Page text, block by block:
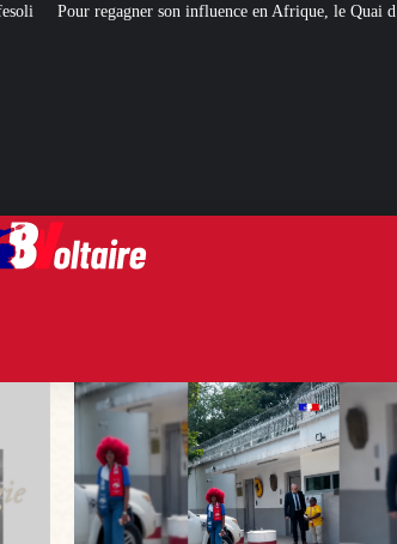
en Afrique, le Quai d’Orsay a choisi… Instagram